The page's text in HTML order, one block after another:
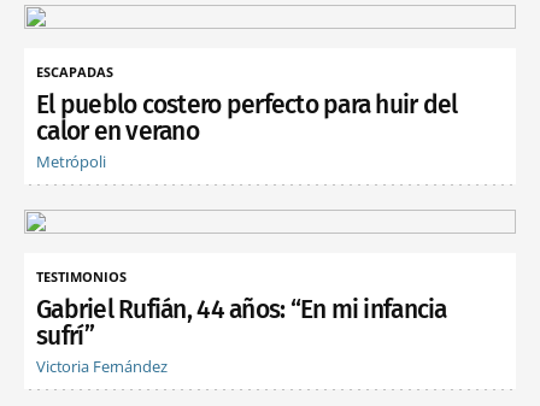
ESCAPADAS
El pueblo costero perfecto para huir del
calor en verano
Metrópoli
TESTIMONIOS
Gabriel Rufián, 44 años: “En mi infancia
sufrí”
Victoria Fernández